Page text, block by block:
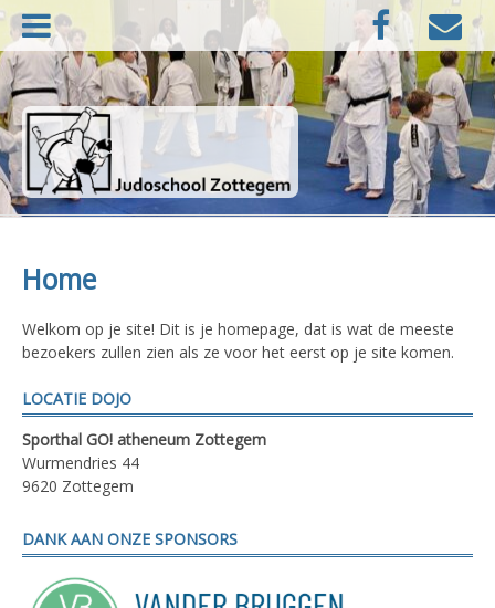
Naar
de
inhoud
springen
FacebookE-
mail
Judoschool Zottegem
Home
Welkom op je site! Dit is je homepage, dat is wat de meeste
bezoekers zullen zien als ze voor het eerst op je site komen.
LOCATIE DOJO
Sporthal GO! atheneum Zottegem
Wurmendries 44
9620 Zottegem
DANK AAN ONZE SPONSORS